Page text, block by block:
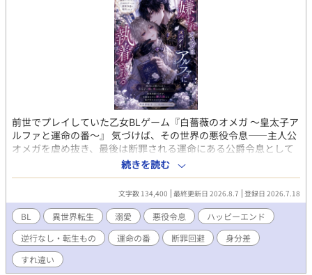
前世でプレイしていた乙女BLゲーム『白薔薇のオメガ ～皇太子ア
ルファと運命の番～』 気づけば、その世界の悪役令息――主人公
オメガを虐め抜き、最後は断罪される運命にある公爵令息として
転生していた。 「終わった。破滅フラグしかない」 生き延びる方
法はただ一つ。主人公にも、攻略対象の皇太子にも、とにかく近
づかないこと。ベッドサイドの引き出しに隠した一冊のノートを
頼りに、目立たず大人しく生きようと決めたはずだった。 なのに
――避ければ避けるほど、皇太子アルファの瞳に映る自分が、ど
うしようもなく色濃くなっていく。 「見つけた。ようやく会え
た。」 冷徹で合理主義、誰にも興味を示さないはずの皇太子が、
なぜか自分だけを見ている。 シナリオにない執着から逃げ切れる
のか。それとも――。 破滅回避のため逃げたはずが、逃げ切れな
続きを読む
文字数 134,400 最終更新日 2026.8.7 登録日 2026.7.18
BL 異世界転生 溺愛 悪役令息
ハッピーエンド
逆行なし・転生もの
運命の番 断罪回避
身分差
すれ違い